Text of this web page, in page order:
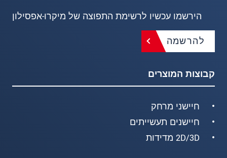
הירשמו עכשיו לרשימת התפוצה של מיקרו-אפסילון
להרשמה
קבוצות המוצרים
חיישני מרחק
חיישנים תעשייתים
2D/3D מדידות